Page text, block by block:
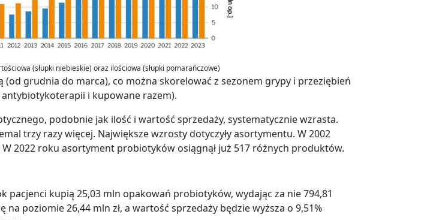
(słupki niebieskie) oraz ilościowa (słupki pomarańczowe)
grudnia do marca), co można skorelować z sezonem grypy i przeziębień
i kupowane razem).
podobnie jak ilość i wartość sprzedaży, systematycznie wzrasta.
trzy razy więcej. Największe wzrosty dotyczyły asortymentu. W 2002
2022 roku asortyment probiotyków osiągnął już 517 różnych produktów.
kupią 25,03 mln opakowań probiotyków, wydając za nie 794,81
poziomie 26,44 mln zł, a wartość sprzedaży będzie wyższa o 9,51%